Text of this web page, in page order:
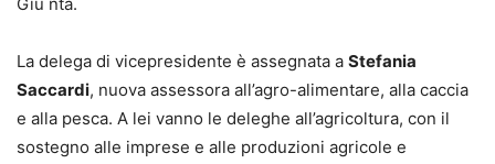
La delega di vicepresidente è assegnata a Stefania
Saccardi, nuova assessora all’agro-alimentare, alla caccia
e alla pesca. A lei vanno le deleghe all’agricoltura, con il
sostegno alle imprese e alle produzioni agricole e